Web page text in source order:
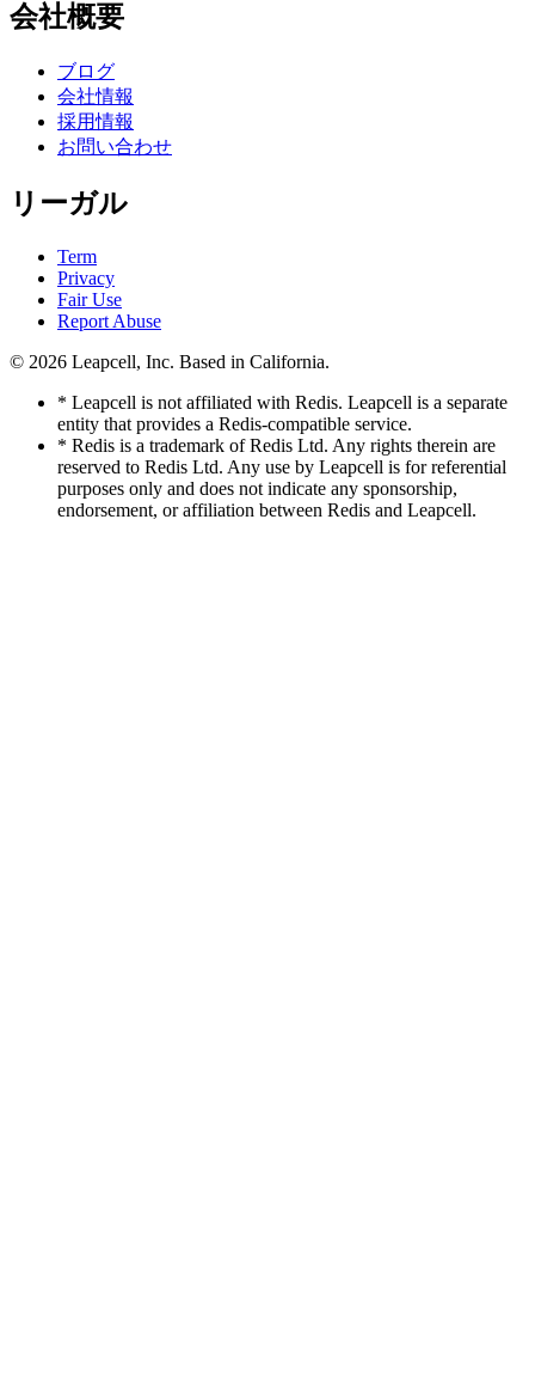
会社概要
ブログ
会社情報
採用情報
お問い合わせ
リーガル
Term
Privacy
Fair Use
Report Abuse
© 2026 Leapcell, Inc. Based in California.
* Leapcell is not affiliated with Redis. Leapcell is a separate
entity that provides a Redis-compatible service.
* Redis is a trademark of Redis Ltd. Any rights therein are
reserved to Redis Ltd. Any use by Leapcell is for referential
purposes only and does not indicate any sponsorship,
endorsement, or affiliation between Redis and Leapcell.